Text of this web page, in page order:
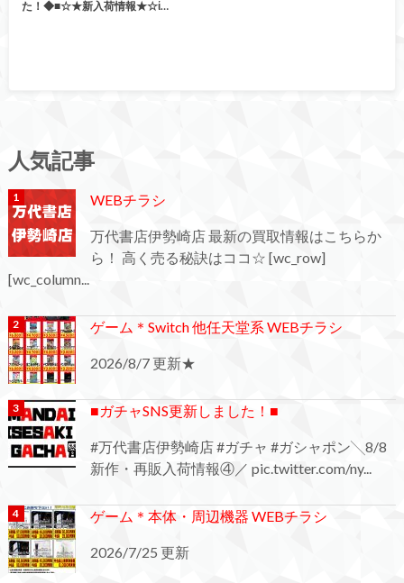
た！◆■☆★新入荷情報★☆ἱ…
人気記事
WEBチラシ
万代書店伊勢崎店 最新の買取情報はこちらか
ら！ 高く売る秘訣はココ☆ [wc_row]
[wc_column...
ゲーム＊Switch 他任天堂系 WEBチラシ
2026/8/7 更新★
■ガチャSNS更新しました！■
#万代書店伊勢崎店 #ガチャ #ガシャポン╲8/8
新作・再販入荷情報④／ pic.twitter.com/ny...
ゲーム＊本体・周辺機器 WEBチラシ
2026/7/25 更新